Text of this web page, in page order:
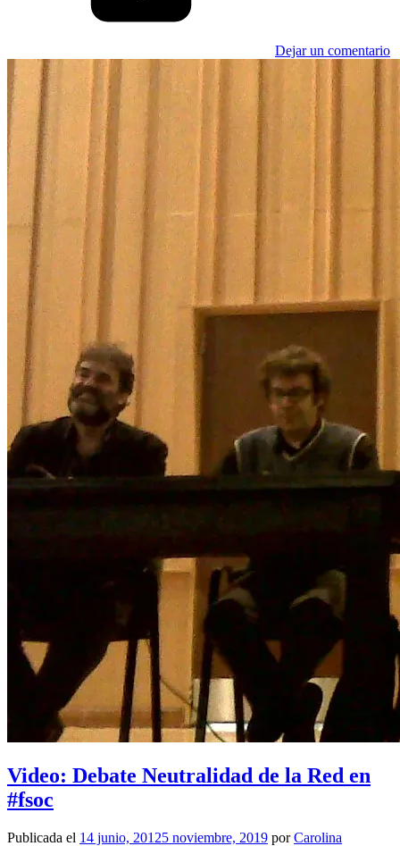
Dejar un comentario
Video: Debate Neutralidad de la Red en
#fsoc
Publicada el 14 junio, 20125 noviembre, 2019 porCarolina